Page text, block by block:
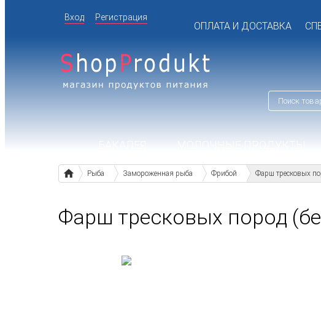
Вход Регистрация
ОПЛАТА И ДОСТАВКА
Рыба Замороженная рыба Фрибой Фарш тресковых
Фарш тресковых пород